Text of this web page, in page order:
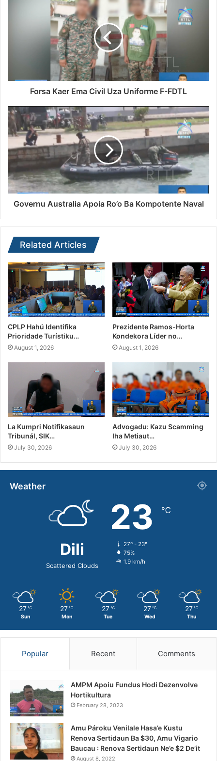
Forsa Kaer Ema Civil Uza Uniforme F-FDTL
Governu Australia Apoia Ro’o Ba Kompotente Naval
Related Articles
CPLP Hahú Identifika
Prioridade Turístiku…
August 1, 2026
Prezidente Ramos-Horta
Kondekora Líder no…
August 1, 2026
La Kumpri Notifikasaun
Tribunál, SIK…
July 30, 2026
Advogadu: Kazu Scamming
Iha Metiaut…
July 30, 2026
Weather
Dili
Scattered Clouds
23 ℃
27º - 23º
75%
1.9 km/h
27 ℃
Sun
27 ℃
Mon
27 ℃
Tue
27 ℃
Wed
27 ℃
Thu
Popular Recent Comments
AMPM Apoiu Fundus Hodi Dezenvolve
Hortikultura
February 28, 2023
Amu Pároku Venilale Hasa’e Kustu
Renova Sertidaun Ba $30, Amu Vigario
Baucau : Renova Sertidaun Ne’e $2 De’it
August 8, 2022